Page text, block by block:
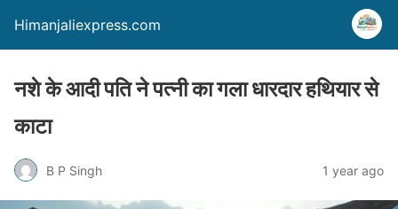
Himanjaliexpress.com
नशे के आदी पति ने पत्नी का गला धारदार हथियार से
काटा
B P Singh 1 year ago